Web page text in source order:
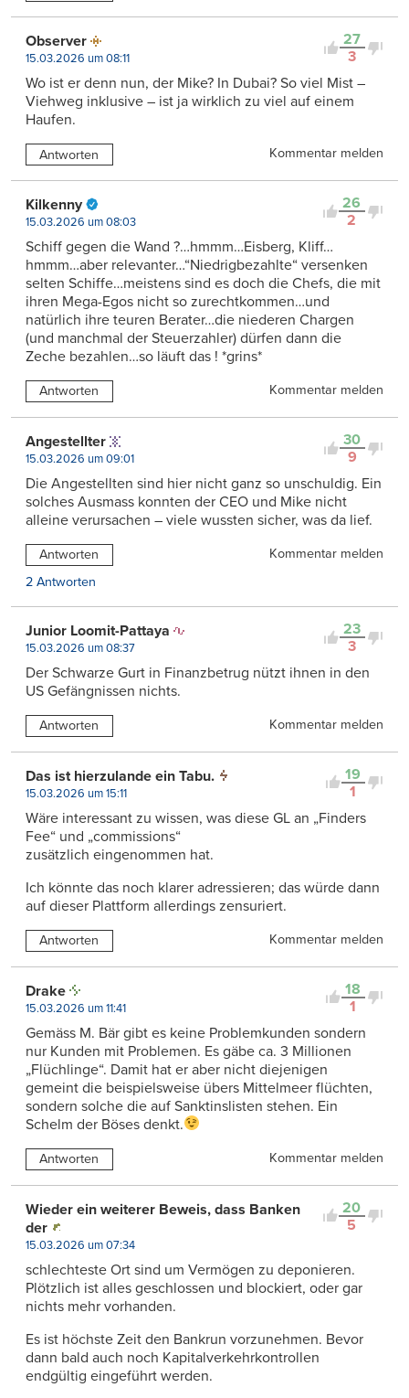
27
3
Observer
15.03.2026 um 08:11
Wo ist er denn nun, der Mike? In Dubai? So viel Mist –
Viehweg inklusive – ist ja wirklich zu viel auf einem
Haufen.
Antworten Kommentar melden
26
2
Kilkenny
15.03.2026 um 08:03
Schiff gegen die Wand ?…hmmm…Eisberg, Kliff…
hmmm…aber relevanter…“Niedrigbezahlte“ versenken
selten Schiffe…meistens sind es doch die Chefs, die mit
ihren Mega-Egos nicht so zurechtkommen…und
natürlich ihre teuren Berater…die niederen Chargen
(und manchmal der Steuerzahler) dürfen dann die
Zeche bezahlen…so läuft das ! *grins*
Antworten Kommentar melden
30
9
Angestellter
15.03.2026 um 09:01
Die Angestellten sind hier nicht ganz so unschuldig. Ein
solches Ausmass konnten der CEO und Mike nicht
alleine verursachen – viele wussten sicher, was da lief.
Antworten
Kommentar melden
2 Antworten
23
3
Junior Loomit-Pattaya
15.03.2026 um 08:37
Der Schwarze Gurt in Finanzbetrug nützt ihnen in den
US Gefängnissen nichts.
Antworten Kommentar melden
19
1
Das ist hierzulande ein Tabu.
15.03.2026 um 15:11
Wäre interessant zu wissen, was diese GL an „Finders
Fee“ und „commissions“
zusätzlich eingenommen hat.
Ich könnte das noch klarer adressieren; das würde dann
auf dieser Plattform allerdings zensuriert.
Antworten Kommentar melden
18
1
Drake
15.03.2026 um 11:41
Gemäss M. Bär gibt es keine Problemkunden sondern
nur Kunden mit Problemen. Es gäbe ca. 3 Millionen
„Flüchlinge“. Damit hat er aber nicht diejenigen
gemeint die beispielsweise übers Mittelmeer flüchten,
sondern solche die auf Sanktinslisten stehen. Ein
Schelm der Böses denkt.
Antworten Kommentar melden
20
5
Wieder ein weiterer Beweis, dass Banken
der
15.03.2026 um 07:34
schlechteste Ort sind um Vermögen zu deponieren.
Plötzlich ist alles geschlossen und blockiert, oder gar
nichts mehr vorhanden.
Es ist höchste Zeit den Bankrun vorzunehmen. Bevor
dann bald auch noch Kapitalverkehrkontrollen
endgültig eingeführt werden.